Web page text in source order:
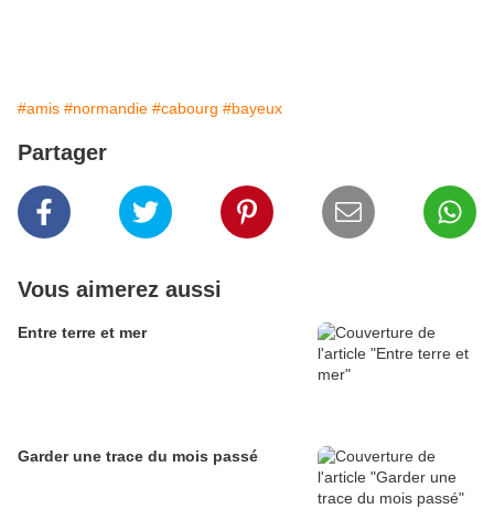
#amis #normandie #cabourg #bayeux
Partager
Vous aimerez aussi
Entre terre et mer
Garder une trace du mois passé